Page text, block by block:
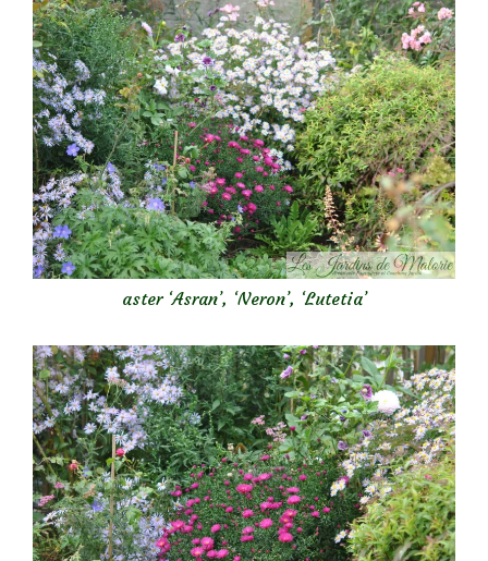
aster ‘Asran’, ‘Neron’, ‘Lutetia’